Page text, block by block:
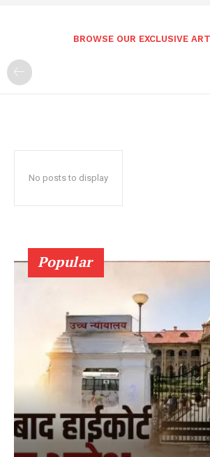
BROWSE OUR EXCLUSIVE
No posts to display
Popular